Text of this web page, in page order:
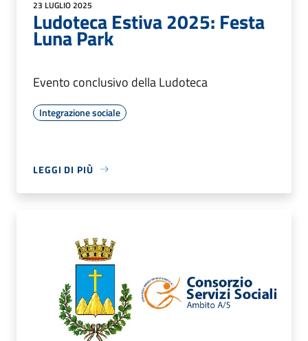
23 LUGLIO 2025
Ludoteca Estiva 2025: Festa
Luna Park
Evento conclusivo della Ludoteca
Integrazione sociale
LEGGI DI PIÙ